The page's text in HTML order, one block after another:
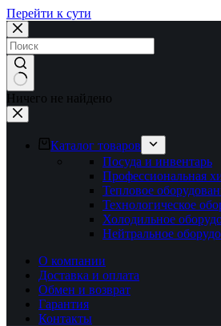
Перейти к сути
Ничего не найдено
Каталог товаров
Посуда и инвентарь
Профессиональная
Тепловое
Технологическое
Холодильное
Нейтральное
О компании
Доставка и оплата
Обмен и возврат
Гарантия
Контакты